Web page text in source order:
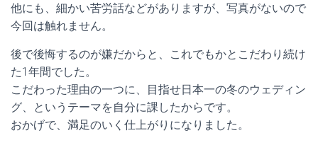
他にも、細かい苦労話などがありますが、写真がないので
今回は触れません。
後で後悔するのが嫌だからと、これでもかとこだわり続け
た1年間でした。
こだわった理由の一つに、目指せ日本一の冬のウェディン
グ、というテーマを自分に課したからです。
おかげで、満足のいく仕上がりになりました。